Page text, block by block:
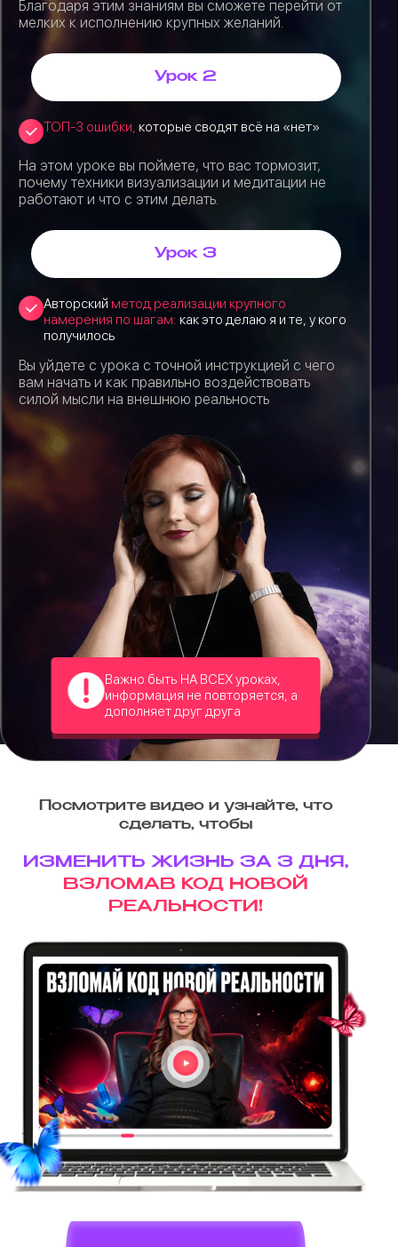
Благодаря этим знаниям вы сможете перейти от
мелких к исполнению крупных желаний.
Урок 2
ТОП-3 ошибки, которые сводят всё на «нет»
На этом уроке вы поймете, что вас тормозит,
почему техники визуализации и медитации не
работают и что с этим делать.
Урок 3
Авторский метод реализации крупного
намерения по шагам: как это делаю я и те, у кого
получилось
Вы уйдете с урока с точной инструкцией с чего
вам начать и как правильно воздействовать
силой мысли на внешнюю реальность
Важно быть НА ВСЕХ уроках,
информация не повторяется, а
дополняет друг друга
Посмотрите видео и узнайте, что
сделать, чтобы
ИЗМЕНИТЬ ЖИЗНЬ ЗА 3 ДНЯ,
ВЗЛОМАВ КОД НОВОЙ
РЕАЛЬНОСТИ!